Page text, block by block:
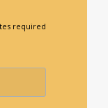
required